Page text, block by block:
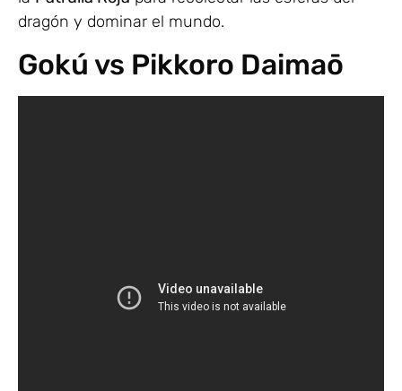
dragón y dominar el mundo.
Gokú vs Pikkoro Daimaō